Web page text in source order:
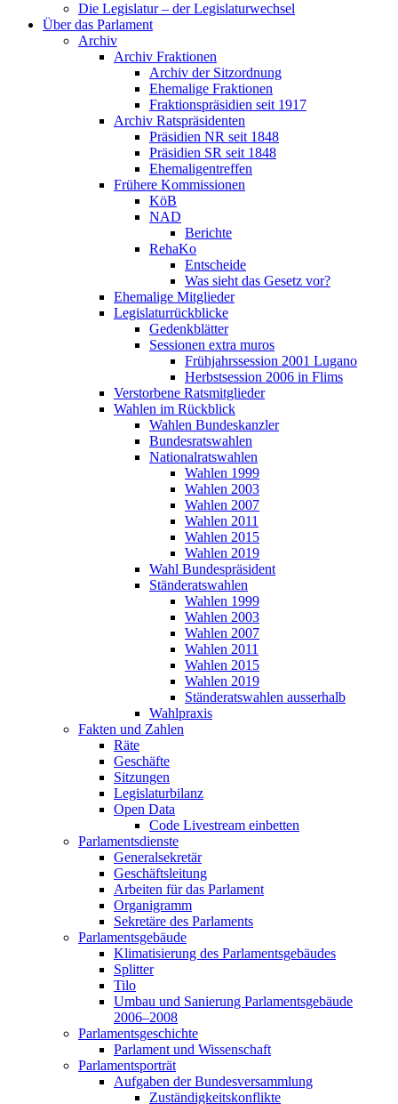
Die Legislatur – der Legislaturwechsel
Über das Parlament
Archiv
Archiv Fraktionen
Archiv der Sitzordnung
Ehemalige Fraktionen
Fraktionspräsidien seit 1917
Archiv Ratspräsidenten
Präsidien NR seit 1848
Präsidien SR seit 1848
Ehemaligentreffen
Frühere Kommissionen
KöB
NAD
Berichte
RehaKo
Entscheide
Was sieht das Gesetz vor?
Ehemalige Mitglieder
Legislaturrückblicke
Gedenkblätter
Sessionen extra muros
Frühjahrssession 2001 Lugano
Herbstsession 2006 in Flims
Verstorbene Ratsmitglieder
Wahlen im Rückblick
Wahlen Bundeskanzler
Bundesratswahlen
Nationalratswahlen
Wahlen 1999
Wahlen 2003
Wahlen 2007
Wahlen 2011
Wahlen 2015
Wahlen 2019
Wahl Bundespräsident
Ständeratswahlen
Wahlen 1999
Wahlen 2003
Wahlen 2007
Wahlen 2011
Wahlen 2015
Wahlen 2019
Ständeratswahlen ausserhalb
Wahlpraxis
Fakten und Zahlen
Räte
Geschäfte
Sitzungen
Legislaturbilanz
Open Data
Code Livestream einbetten
Parlamentsdienste
Generalsekretär
Geschäftsleitung
Arbeiten für das Parlament
Organigramm
Sekretäre des Parlaments
Parlamentsgebäude
Klimatisierung des Parlamentsgebäudes
Splitter
Tilo
Umbau und Sanierung Parlamentsgebäude
2006–2008
Parlamentsgeschichte
Parlament und Wissenschaft
Parlamentsporträt
Aufgaben der Bundesversammlung
Zuständigkeitskonflikte